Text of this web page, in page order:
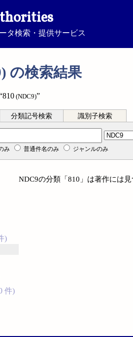
タ検索・提供サービス
の検索結果
(NDC9)”
分類記号検索 識別子検索
み 普通件名のみ ジャンルのみ
)
件)
NDC9の分類「810」は著作には